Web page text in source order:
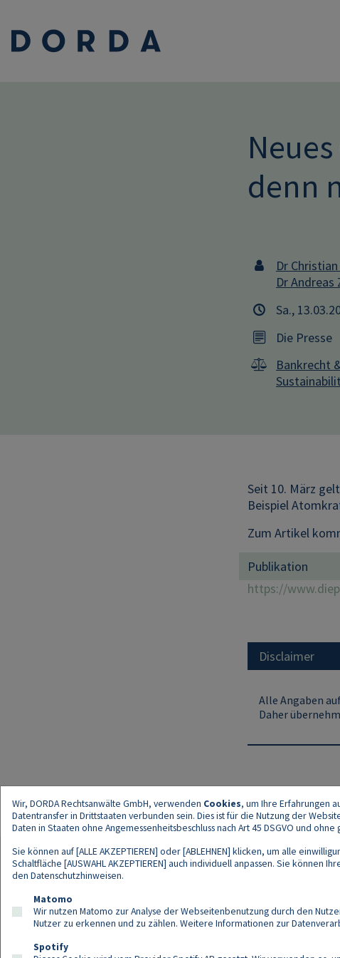
denn
Dr
Dr Andreas
Sa.,
Die Presse
Bankrecht
Seit 10. März
Beispiel
Zum Artikel
Publikation
https://
Disclaimer
Alle Angaben
Daher
Wir, DORDA Rechtsanwälte GmbH, verwenden Cookies, um Ihre Erfahrungen
Datentransfer in Drittstaaten verbunden sein. Dies ist für die Nutzung der
Daten in Staaten ohne Angemessenheitsbeschluss nach Art 45 DSGVO und
Sie können auf [ALLE AKZEPTIEREN] oder [ABLEHNEN] klicken, um alle
Schaltfläche [AUSWAHL AKZEPTIEREN] auch individuell anpassen. Sie
den Datenschutzhinweisen.
Matomo
Wir nutzen Matomo zur Analyse der Webseitenbenutzung durch den
Nutzer zu erkennen und zu zählen. Weitere Informationen zur
Spotify